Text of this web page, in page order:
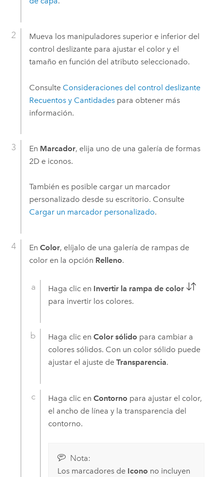
Mueva los manipuladores superior e inferior del
control deslizante para ajustar el color y el
tamaño en función del atributo seleccionado.
Consulte Consideraciones del control deslizante
Recuentos y Cantidadespara obtener más
información.
En Marcador, elija uno de una galería de formas
2D e iconos.
También es posible cargar un marcador
personalizado desde su escritorio. Consulte
Cargar un marcador personalizado.
En Color, elíjalo de una galería de rampas de
color en la opción Relleno.
Haga clic en Invertir la rampa de color
para invertir los colores.
Haga clic enColor sólido para cambiar a
colores sólidos. Con un color sólido puede
ajustar el ajuste deTransparencia.
Haga clic enContorno para ajustar el color,
el ancho de línea y la transparencia del
contorno.
Nota:
Los marcadores de Icono no incluyen